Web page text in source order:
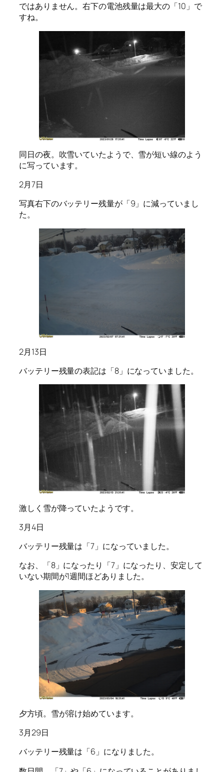
ではありません。右下の電池残量は最大の「10」で
すね。
同日の夜。吹雪いていたようで、雪が短い線のよう
に写っています。
2月7日
写真右下のバッテリー残量が「9」に減っていまし
た。
2月13日
バッテリー残量の表記は「8」になっていました。
激しく雪が降っていたようです。
3月4日
バッテリー残量は「7」になっていました。
なお、「8」になったり「7」になったり、安定して
いない期間が1週間ほどありました。
夕方頃。雪が溶け始めています。
3月29日
バッテリー残量は「6」になりました。